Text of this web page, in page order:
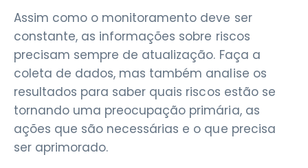
Assim como o monitoramento deve ser
constante, as informações sobre riscos
precisam sempre de atualização. Faça a
coleta de dados, mas também analise os
resultados para saber quais riscos estão se
tornando uma preocupação primária, as
ações que são necessárias e o que precisa
ser aprimorado.